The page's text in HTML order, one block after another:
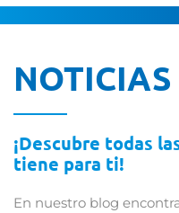
NOTICIAS
¡Descubre todas
tiene para ti!
En nuestro blog